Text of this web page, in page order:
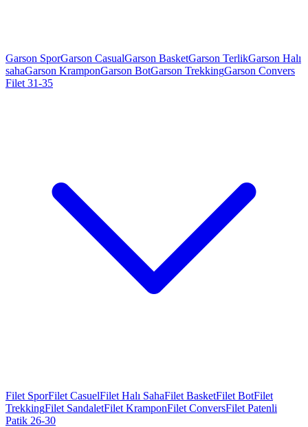
Garson SporGarson CasualGarson BasketGarson TerlikGarson Halı
sahaGarson KramponGarson BotGarson TrekkingGarson Convers
Filet 31-35
Filet SporFilet CasuelFilet Halı SahaFilet BasketFilet BotFilet
TrekkingFilet SandaletFilet KramponFilet ConversFilet Patenli
Patik 26-30